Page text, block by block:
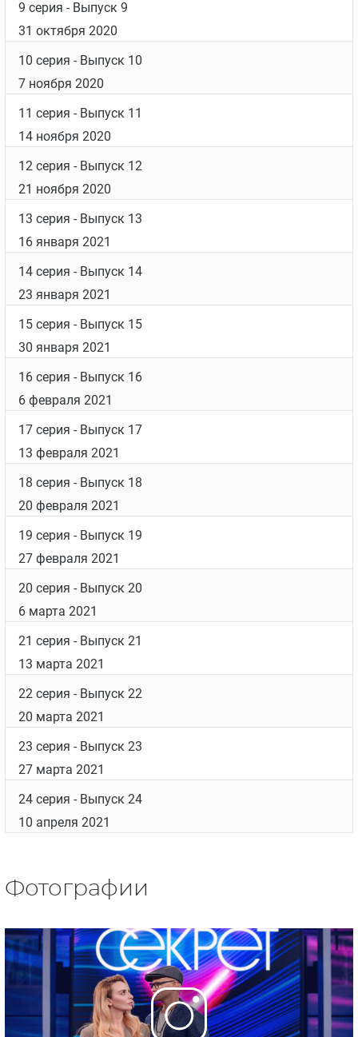
9 серия - Выпуск 9
31 октября 2020
10 серия - Выпуск 10
7 ноября 2020
11 серия - Выпуск 11
14 ноября 2020
12 серия - Выпуск 12
21 ноября 2020
13 серия - Выпуск 13
16 января 2021
14 серия - Выпуск 14
23 января 2021
15 серия - Выпуск 15
30 января 2021
16 серия - Выпуск 16
6 февраля 2021
17 серия - Выпуск 17
13 февраля 2021
18 серия - Выпуск 18
20 февраля 2021
19 серия - Выпуск 19
27 февраля 2021
20 серия - Выпуск 20
6 марта 2021
21 серия - Выпуск 21
13 марта 2021
22 серия - Выпуск 22
20 марта 2021
23 серия - Выпуск 23
27 марта 2021
24 серия - Выпуск 24
10 апреля 2021
Фотографии